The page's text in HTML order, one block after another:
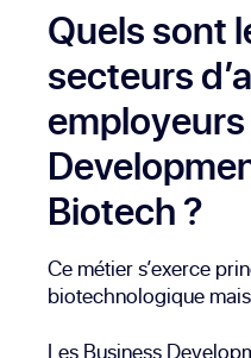
Quels sont
secteurs
Biotech ?
Ce métier s’exerce
biotechnologique
Les Business